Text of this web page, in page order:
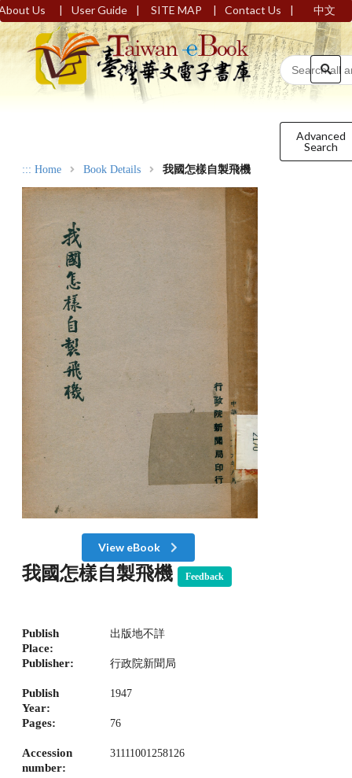
Us | User Guide | SITE MAP | Contact Us | 中文
Advanced
Search
::: Home Book Details 我國怎樣自製飛機
View eBook
我國怎樣自製飛機 Feedback
Publish
Place:
出版地不詳
Publisher: 行政院新聞局
Publish
Year:
1947
Pages: 76
Accession
number:
31111001258126